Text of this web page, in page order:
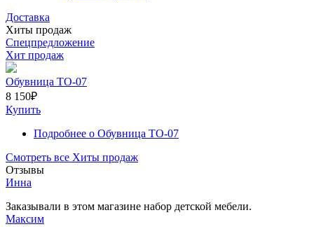
Доставка
Хиты продаж
Спецпредложение
Хит продаж
Обувница ТО-07
8 150₽
Купить
Подробнее о Обувница ТО-07
Смотреть все Хиты продаж
Отзывы
Инна
Заказывали в этом магазине набор детской мебели.
Максим